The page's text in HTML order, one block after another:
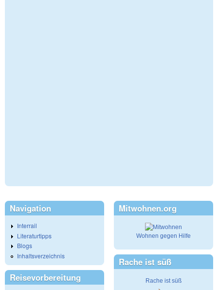
Navigation
Interrail
Literaturtipps
Blogs
Inhaltsverzeichnis
Reisevorbereitung
Mitwohnen.org
Wohnen gegen Hilfe
Rache ist süß
Rache ist süß